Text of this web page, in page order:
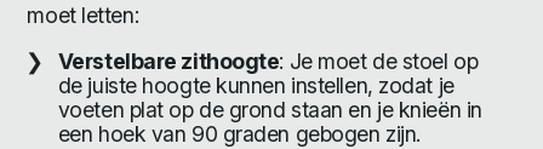
moet letten:
Verstelbare zithoogte: Je moet de stoel op
de juiste hoogte kunnen instellen, zodat je
voeten plat op de grond staan en je knieën in
een hoek van 90 graden gebogen zijn.